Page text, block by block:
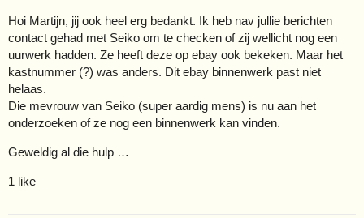
Hoi Martijn, jij ook heel erg bedankt. Ik heb nav jullie berichten
contact gehad met Seiko om te checken of zij wellicht nog een
uurwerk hadden. Ze heeft deze op ebay ook bekeken. Maar het
kastnummer (?) was anders. Dit ebay binnenwerk past niet
helaas.
Die mevrouw van Seiko (super aardig mens) is nu aan het
onderzoeken of ze nog een binnenwerk kan vinden.
Geweldig al die hulp …
1 like